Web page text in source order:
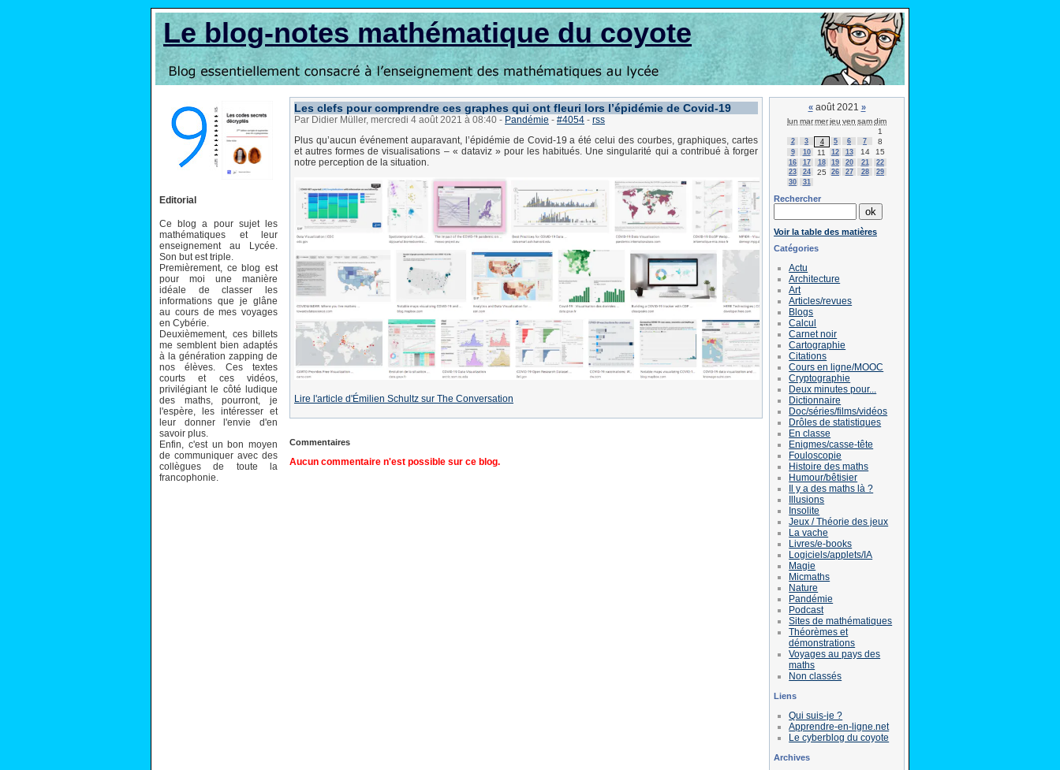
Le blog-notes mathématique du coyote
Editorial
Ce blog a pour sujet les
mathématiques et leur
enseignement au Lycée.
Son but est triple.
Premièrement, ce blog est
pour moi une manière
idéale de classer les
informations que je glâne
au cours de mes voyages
en Cybérie.
Deuxièmement, ces billets
me semblent bien adaptés
à la génération zapping de
nos élèves. Ces textes
courts et ces vidéos,
privilégiant le côté ludique
des maths, pourront, je
l'espère, les intéresser et
leur donner l'envie d'en
savoir plus.
Enfin, c'est un bon moyen
de communiquer avec des
collègues de toute la
francophonie.
Les clefs pour comprendre ces graphes qui ont fleuri lors l’épidémie de Covid-19
Par Didier Müller, mercredi 4 août 2021 à 08:40 - Pandémie - #4054 - rss
Plus qu’aucun événement auparavant, l’épidémie de Covid-19 a été celui des courbes, graphiques, cartes
et autres formes de visualisations – « dataviz » pour les habitués. Une singularité qui a contribué à forger
notre perception de la situation.
Lire l'article d'Émilien Schultz sur The Conversation
Commentaires
Aucun commentaire n'est possible sur ce blog.
«août 2021 »
lun marmerjeu ven samdim
1
2 3 4 5 6 7 8
9 10 11 12 13 14 15
16 17 18 19 20 21
22
23
24 25 26 27 28
29
30
31
Rechercher
Voir la table des matières
Catégories
Actu
Architecture
Art
Articles/revues
Blogs
Calcul
Carnet noir
Cartographie
Citations
Cours en ligne/MOOC
Cryptographie
Deux minutes pour...
Dictionnaire
Doc/séries/films/vidéos
Drôles de statistiques
En classe
Enigmes/casse-tête
Fouloscopie
Histoire des maths
Humour/bêtisier
Il y a des maths là ?
Illusions
Insolite
Jeux / Théorie des jeux
La vache
Livres/e-books
Logiciels/applets/IA
Magie
Micmaths
Nature
Pandémie
Podcast
Sites de mathématiques
Théorèmes et
démonstrations
Voyages au pays des
maths
Non classés
Liens
Qui suis-je ?
Apprendre-en-ligne.net
Le cyberblog du coyote
Archives